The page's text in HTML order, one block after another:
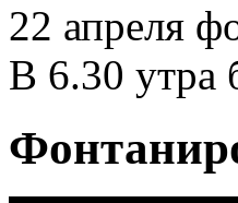
22 апреля
В 6.30 утра